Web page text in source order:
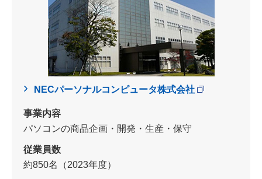
NECパーソナルコンピュータ株式会社
事業内容
パソコンの商品企画・開発・生産・保守
従業員数
約850名（2023年度）